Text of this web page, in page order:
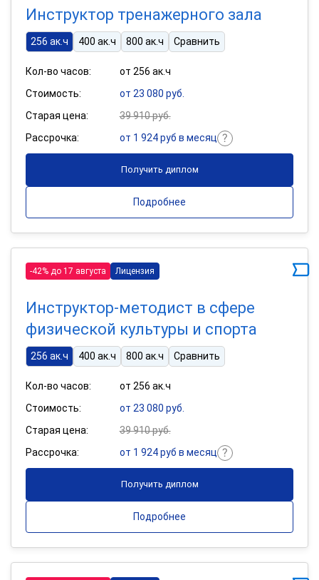
Инструктор тренажерного зала
256 ак.ч 400 ак.ч 800 ак.ч Сравнить
Кол-во часов:
от 256 ак.ч
Стоимость:
от 23 080 руб.
Старая цена:
39 910 руб.
Рассрочка:
от 1 924 руб в месяц
Получить диплом
Подробнее
-42% до 17 августа Лицензия
Инструктор-методист в сфере
физической культуры и спорта
256 ак.ч 400 ак.ч 800 ак.ч Сравнить
Кол-во часов:
от 256 ак.ч
Стоимость:
от 23 080 руб.
Старая цена:
39 910 руб.
Рассрочка:
от 1 924 руб в месяц
Получить диплом
Подробнее